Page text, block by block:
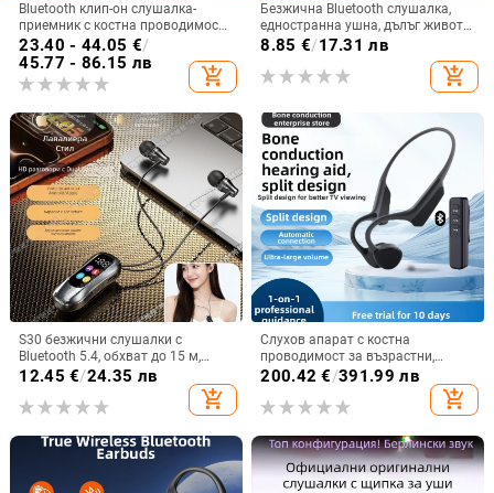
Bluetooth клип-он слушалка-
приемник с костна проводимост,
висококачествен звук,
шумопотискане, HD обаждания и
слушане на музика
23.40 - 44.05 €/
45.77 - 86.15 лв
add_shopping_cart
Безжична Bluetooth слушалка,
едностранна ушна, дълъг живот
на батерията, Bluetooth 5.3,
водоустойчива, обхват 15 m,
спортен стил
8.85 €/17.31 лв
add_shopping_cart
S30 безжични слушалки с
Bluetooth 5.4, обхват до 15 м,
стерео звук, цифров дисплей,
12.45 €/24.35 лв
add_shopping_cart
Слухов апарат с костна
проводимост за възрастни,
двустранен, Bluetooth,
водоустойчив, интелигентно
устройство за слух
200.42 €/391.99 лв
add_shopping_cart